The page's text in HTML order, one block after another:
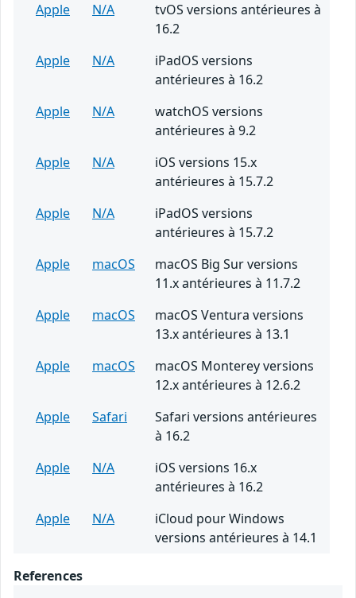
Apple N/A
tvOS versions antérieures à
16.2
Apple
N/A
iPadOS versions
antérieures à 16.2
Apple
N/A
watchOS versions
antérieures à 9.2
Apple
N/A
iOS versions 15.x
antérieures à 15.7.2
Apple
N/A
iPadOS versions
antérieures à 15.7.2
Apple
macOS
macOS Big Sur versions
11.x antérieures à 11.7.2
Apple
macOS
macOS Ventura versions
13.x antérieures à 13.1
Apple
macOS
macOS Monterey versions
12.x antérieures à 12.6.2
Apple
Safari
Safari versions antérieures
à 16.2
Apple
N/A
iOS versions 16.x
antérieures à 16.2
Apple
N/A
iCloud pour Windows
versions antérieures à 14.1
References